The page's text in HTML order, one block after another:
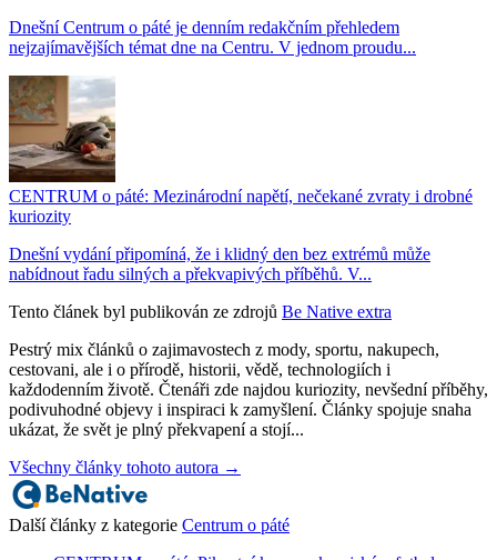
Dnešní Centrum o páté je denním redakčním přehledem
nejzajímavějších témat dne na Centru. V jednom proudu...
CENTRUM o páté: Mezinárodní napětí, nečekané zvraty i drobné
kuriozity
Dnešní vydání připomíná, že i klidný den bez extrémů může
nabídnout řadu silných a překvapivých příběhů. V...
Tento článek byl publikován ze zdrojů Be Native extra
Pestrý mix článků o zajimavostech z mody, sportu, nakupech,
cestovani, ale i o přírodě, historii, vědě, technologiích i
každodenním životě. Čtenáři zde najdou kuriozity, nevšední příběhy,
podivuhodné objevy i inspiraci k zamyšlení. Články spojuje snaha
ukázat, že svět je plný překvapení a stojí...
Všechny články tohoto autora →
Další články z kategorie Centrum o páté